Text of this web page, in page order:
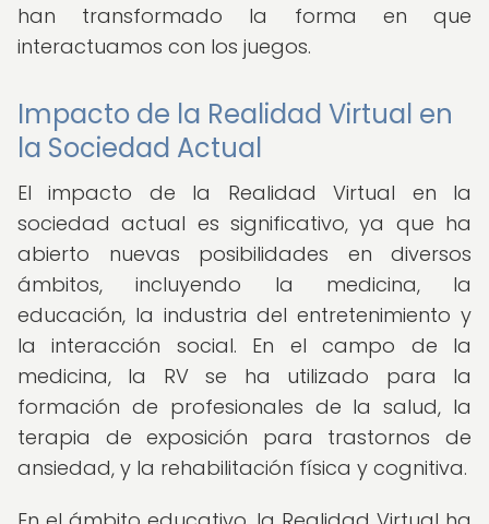
han transformado la forma en que
interactuamos con los juegos.
Impacto de la Realidad Virtual en
la Sociedad Actual
El impacto de la Realidad Virtual en la
sociedad actual es significativo, ya que ha
abierto nuevas posibilidades en diversos
ámbitos, incluyendo la medicina, la
educación, la industria del entretenimiento y
la interacción social. En el campo de la
medicina, la RV se ha utilizado para la
formación de profesionales de la salud, la
terapia de exposición para trastornos de
ansiedad, y la rehabilitación física y cognitiva.